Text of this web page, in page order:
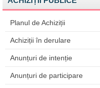
Planul de Achiziții
Achiziții în derulare
Anunțuri de intenție
Anunțuri de participare